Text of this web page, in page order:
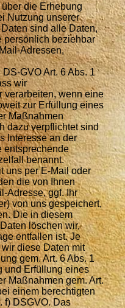
die Erhebung
Nutzung unserer
sind alle Daten,
persönlich beziehbar
Adressen,
GVO Art. 6 Abs. 1
wir
verarbeiten, wenn eine
zur Erfüllung eines
Maßnahmen
dazu verpflichtet sind
Interesse an der
entsprechende
benannt.
uns per E-Mail oder
die von Ihnen
Adresse, ggf. Ihr
von uns gespeichert,
Die in diesem
löschen wir,
entfallen ist. Je
diese Daten mit
gem. Art. 6 Abs. 1
und Erfüllung eines
Maßnahmen gem. Art.
einem berechtigten
f) DSGVO. Das